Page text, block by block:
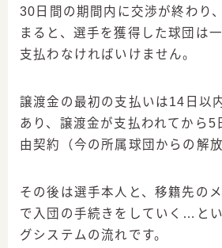
30日間の期間内に交渉が終わり
まると、選手を獲得した球団は
支払わなければいけません。
譲渡金の最初の支払いは14日以
あり、譲渡金が支払われてから5
由契約（今の所属球団からの解放
その後は選手本人と、移籍先の
で入団の手続きをしていく…と
グシステムの流れです。